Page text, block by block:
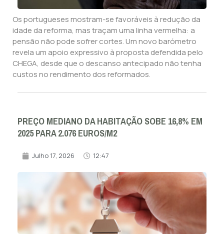
Os portugueses mostram-se favoráveis à redução da
idade da reforma, mas traçam uma linha vermelha: a
pensão não pode sofrer cortes. Um novo barómetro
revela um apoio expressivo à proposta defendida pelo
CHEGA, desde que o descanso antecipado não tenha
custos no rendimento dos reformados.
PREÇO MEDIANO DA HABITAÇÃO SOBE 16,8% EM
2025 PARA 2.076 EUROS/M2
Julho 17, 2026 12:47